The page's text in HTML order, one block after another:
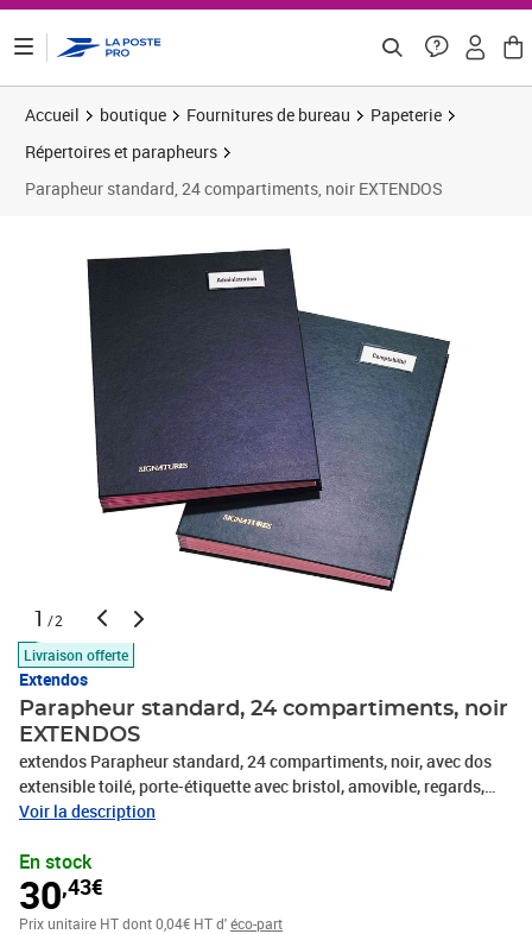
Accueil boutique Fournitures de bureau
Papeterie
Répertoires et parapheurs
Parapheur standard, 24 compartiments, noir EXTENDOS
1 /2
Livraison offerte
Extendos
Parapheur standard, 24 compartiments, noir
EXTENDOS
extendos Parapheur standard, 24 compartiments, noir, avec dos
extensible toilé, porte-étiquette avec bristol, amovible, regards,
(3024NOI)
Voir la description
En stock
30,43€
Prix unitaire HTdont 0,04€ HT d'éco-part